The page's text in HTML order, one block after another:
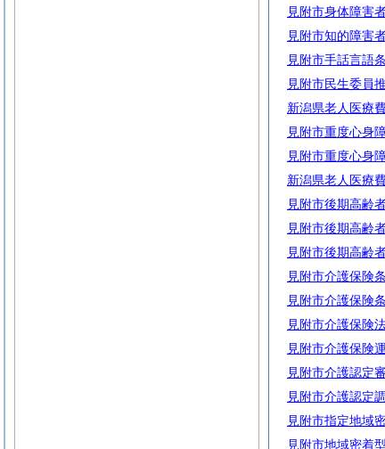
見附市身体障害
見附市知的障害
見附市手話言語
見附市民生委員
新潟県老人医療
見附市重度心身
見附市重度心身
新潟県老人医療
見附市後期高齢
見附市後期高齢
見附市後期高齢
見附市介護保険
見附市介護保険
見附市介護保険
見附市介護保険
見附市介護認定
見附市介護認定
見附市指定地域
見附市地域密着